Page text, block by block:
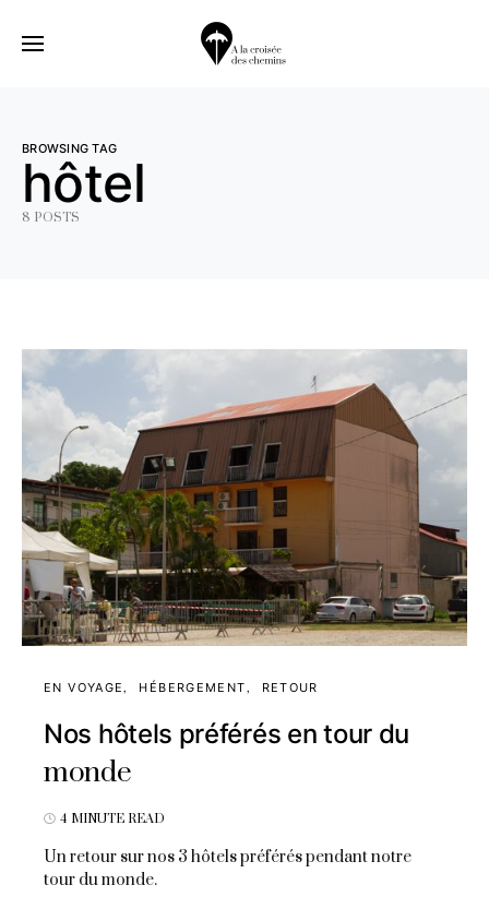
BROWSING TAG
hôtel
8 POSTS
EN VOYAGE HÉBERGEMENT RETOUR
Nos hôtels préférés en tour du
monde
4 MINUTE READ
Un retour sur nos 3 hôtels préférés pendant notre
tour du monde.